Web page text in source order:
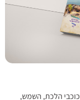
הלכת, השמש,